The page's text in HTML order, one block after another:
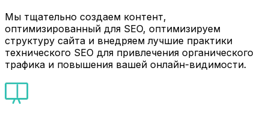
Мы тщательно создаем контент,
оптимизированный для SEO, оптимизируем
структуру сайта и внедряем лучшие практики
технического SEO для привлечения органического
трафика и повышения вашей онлайн-видимости.